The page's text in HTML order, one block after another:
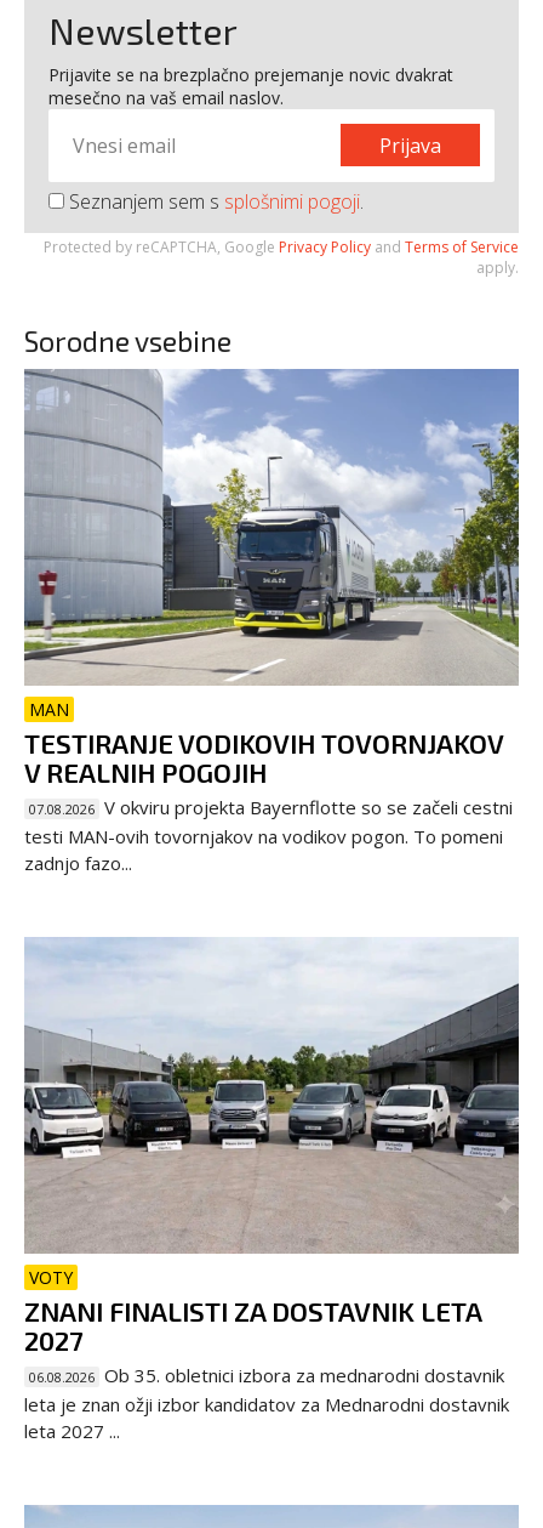
Newsletter
Prijavite se na brezplačno prejemanje novic dvakrat
mesečno na vaš email naslov.
Prijava
Seznanjem sem s splošnimi pogoji.
Protected by reCAPTCHA, Google Privacy Policy and Terms of Service
apply.
Sorodne vsebine
MAN
TESTIRANJE VODIKOVIH TOVORNJAKOV
V REALNIH POGOJIH
07.08.2026 V okviru projekta Bayernflotte so se začeli cestni
testi MAN-ovih tovornjakov na vodikov pogon. To pomeni
zadnjo fazo...
VOTY
ZNANI FINALISTI ZA DOSTAVNIK LETA
2027
06.08.2026 Ob 35. obletnici izbora za mednarodni dostavnik
leta je znan ožji izbor kandidatov za Mednarodni dostavnik
leta 2027 ...